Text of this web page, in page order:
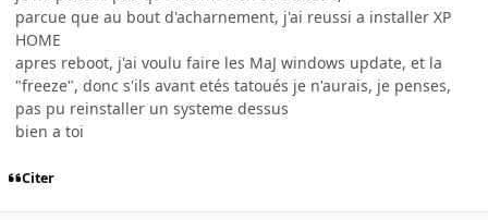
parcue que au bout d'acharnement, j'ai reussi a installer XP
HOME
apres reboot, j'ai voulu faire les MaJ windows update, et la
"freeze", donc s'ils avant etés tatoués je n'aurais, je penses,
pas pu reinstaller un systeme dessus
bien a toi
Citer